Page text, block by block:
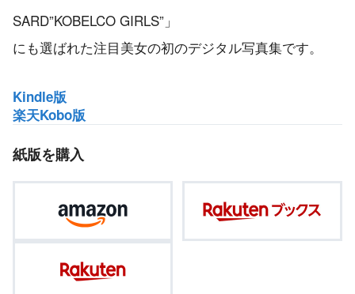
SARD”KOBELCO GIRLS”」
にも選ばれた注目美女の初のデジタル写真集です。
Kindle版
楽天Kobo版
紙版を購入